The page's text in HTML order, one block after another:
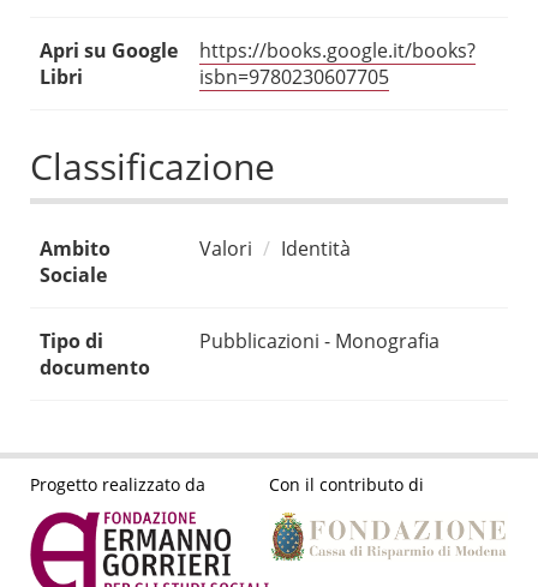
Apri su Google
Libri
https://books.google.it/books?
isbn=9780230607705
Classificazione
Ambito
Sociale
Valori Identità
Tipo di
documento
Pubblicazioni - Monografia
Progetto realizzato da Con il contributo di